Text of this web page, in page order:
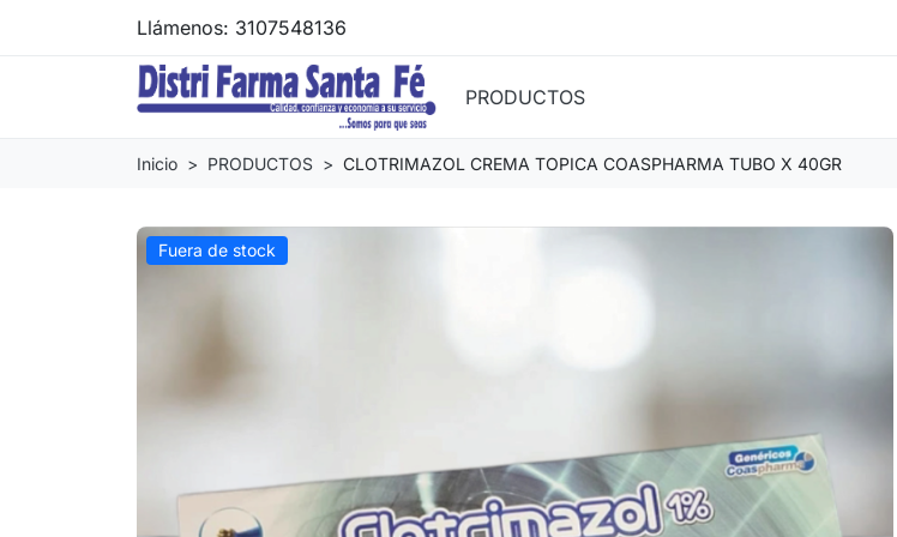
Llámenos: 3107548136
PRODUCTOS
Inicio PRODUCTOS CLOTRIMAZOL CREMA TOPICA COASPHARMA TUBO X 40GR
Fuera de stock